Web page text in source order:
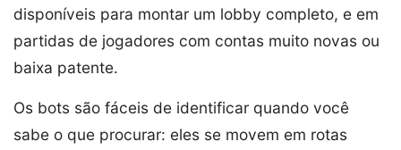
disponíveis para montar um lobby completo, e em
partidas de jogadores com contas muito novas ou
baixa patente.
Os bots são fáceis de identificar quando você
sabe o que procurar: eles se movem em rotas